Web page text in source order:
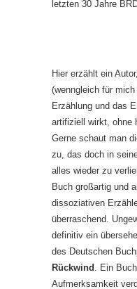
letzten 30 Jahre
Hier erzählt ein
(wenngleich für
Erzählung und das
artifiziell wirkt, ohne
Gerne schaut man
zu, das doch in
alles wieder zu
Buch großartig und
dissoziativen
überraschend.
definitiv ein
des Deutschen
Rückwind . Ein
Aufmerksamkeit